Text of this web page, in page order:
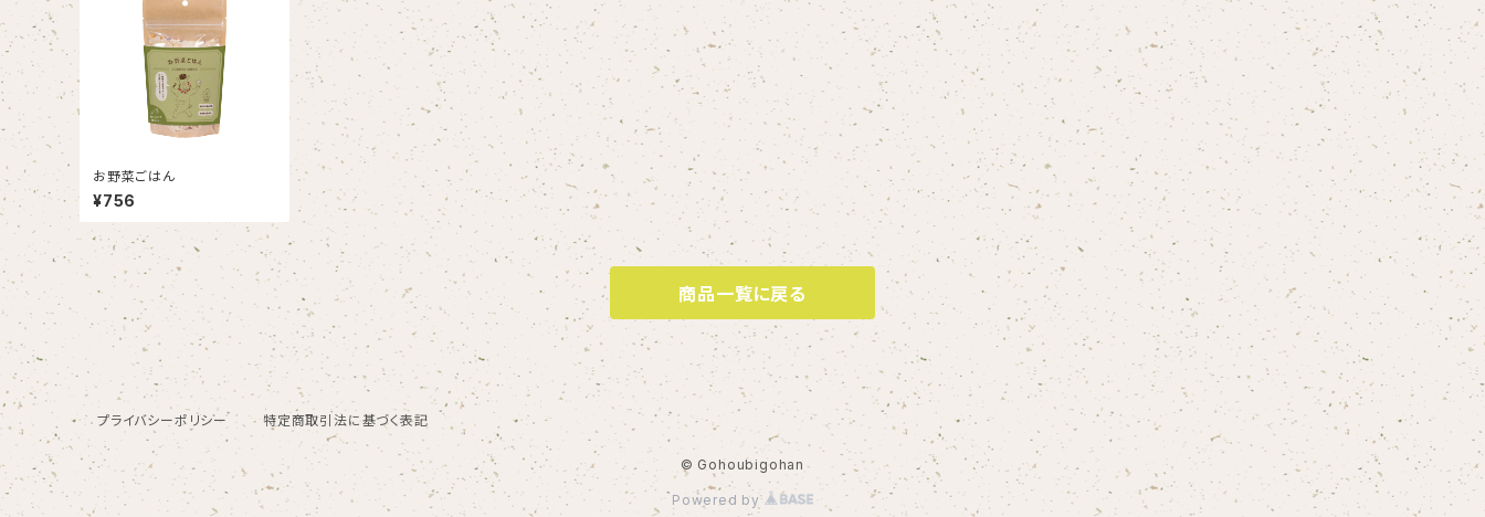
お野菜ごはん
¥756
商品一覧に戻る
プライバシーポリシー 特定商取引法に基づく表記
© Gohoubigohan
Powered by